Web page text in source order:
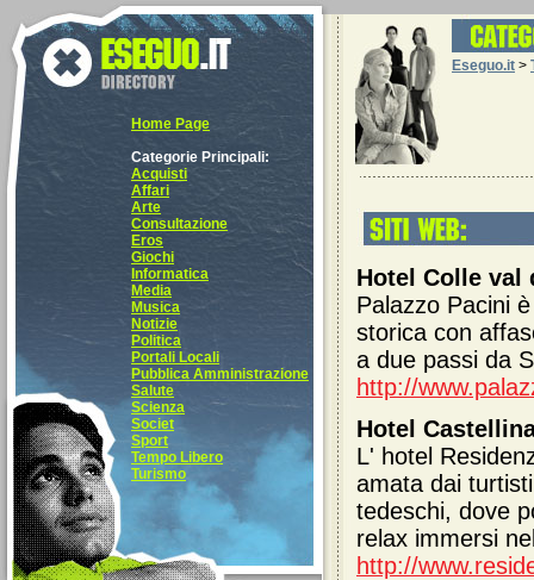
Home Page
Categorie Principali:
Acquisti
Affari
Arte
Consultazione
Eros
Giochi
Informatica
Media
Musica
Notizie
Politica
Portali Locali
Pubblica Amministrazione
Salute
Scienza
Societ
Sport
Tempo Libero
Turismo
Eseguo.it >
Hotel Colle val
Palazzo Pacini
storica con
a due passi da
http://
Hotel
L' hotel
amata dai
tedeschi, dove
relax immersi
http://